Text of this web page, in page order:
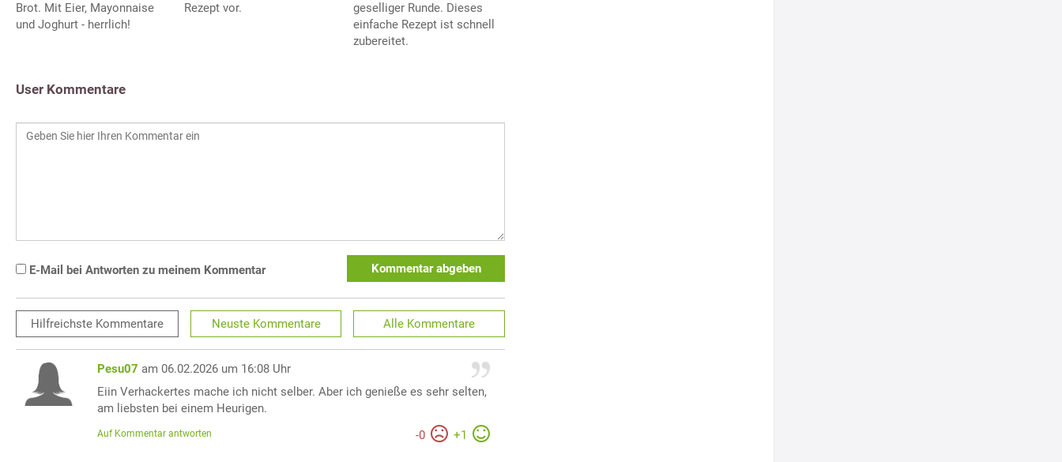
Brot. Mit Eier, Mayonnaise
und Joghurt - herrlich!
Rezept vor.
geselliger Runde. Dieses
einfache Rezept ist schnell
zubereitet.
User Kommentare
E-Mail bei Antworten zu meinem Kommentar Kommentar abgeben
Hilfreichste Kommentare Neuste Kommentare Alle Kommentare
Pesu07 am 06.02.2026 um 16:08 Uhr
Eiin Verhackertes mache ich nicht selber. Aber ich genieße es sehr selten,
am liebsten bei einem Heurigen.
-0 +1
Auf Kommentar antworten